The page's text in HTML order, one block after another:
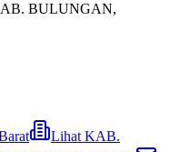
BULUNGAN,
Lihat KAB.